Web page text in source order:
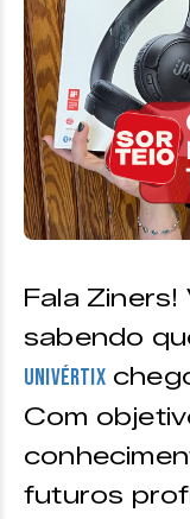
Fala
sabendo
Univértix
Com
futuros